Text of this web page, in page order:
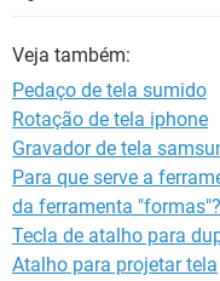
Veja também:
Pedaço de tela sumido
Rotação de tela iphone
Gravador de tela
Para que serve a
da ferramenta "formas"?
Tecla de atalho para
Atalho para projetar tela